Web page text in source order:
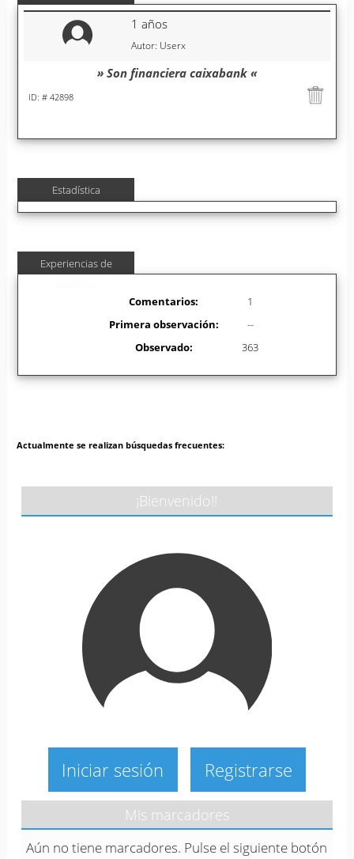
Autor: Userx
1 años
ID: # 42898
» Son financiera caixabank «
Estadística
Experiencias de
Comentarios:
1
Primera observación:
--
Observado:
363
Actualmente se realizan búsquedas frecuentes:
¡Bienvenido!!
Iniciar sesión Registrarse
Mis marcadores
Aún no tiene marcadores. Pulse el siguiente botón